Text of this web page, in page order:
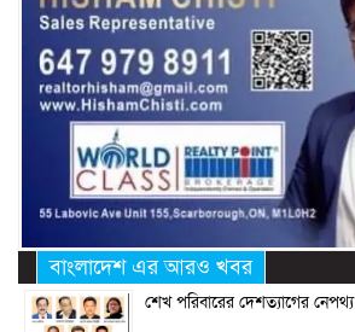
বাংলাদেশ এর আরও খবর
শেখ পরিবারের দেশত্যাগের নেপথ্য